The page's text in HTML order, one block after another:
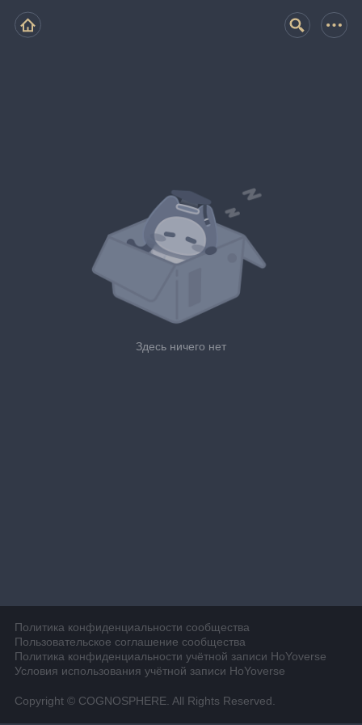
Здесь ничего нет
Политика конфиденциальности сообщества
Пользовательское соглашение сообщества
Политика конфиденциальности учётной записи HoYoverse
Условия использования учётной записи HoYoverse
Copyright © COGNOSPHERE. All Rights Reserved.